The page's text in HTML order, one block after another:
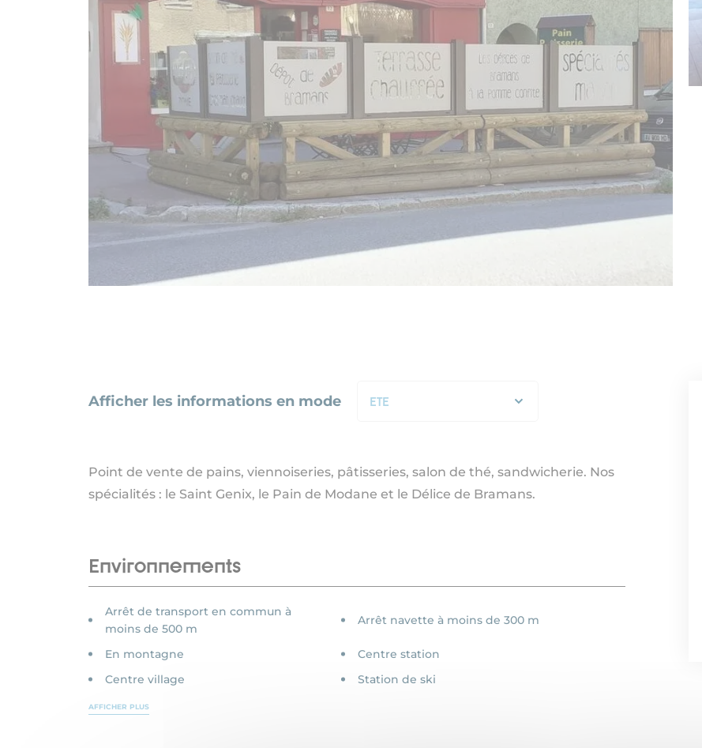
Afficher les informations en mode ETE
Point de vente de pains, viennoiseries, pâtisseries, salon de thé, sandwicherie. Nos
spécialités : le Saint Genix, le Pain de Modane et le Délice de Bramans.
Environnements
Arrêt de transport en commun à
moins de 500 m
Arrêt navette à moins de 300 m
En montagne
Centre station
Centre village
Station de ski
AFFICHER PLUS